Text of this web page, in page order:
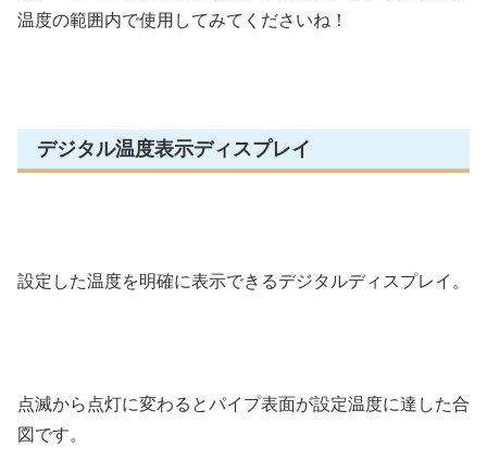
温度の範囲内で使用してみてくださいね！
デジタル温度表示ディスプレイ
設定した温度を明確に表示できるデジタルディスプレイ。
点滅から点灯に変わるとパイプ表面が設定温度に達した合
図です。